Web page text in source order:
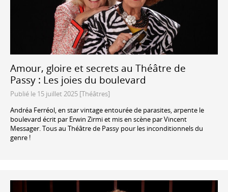
Amour, gloire et secrets au Théâtre de
Passy : Les joies du boulevard
Publié le 15 juillet 2025 [Théâtres]
Andréa Ferréol, en star vintage entourée de parasites, arpente le
boulevard écrit par Erwin Zirmi et mis en scène par Vincent
Messager. Tous au Théâtre de Passy pour les inconditionnels du
genre !